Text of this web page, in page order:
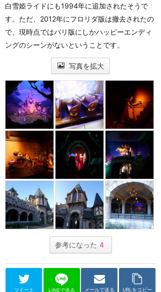
白雪姫ライドにも1994年に追加されたそうで
す。ただ、2012年にフロリダ版は撤去されたの
で、現時点ではパリ版にしかハッピーエンディ
ングのシーンがないということです。
写真を拡大
参考になった 4
ツイート LINEで送る メールで送る URLをコピー